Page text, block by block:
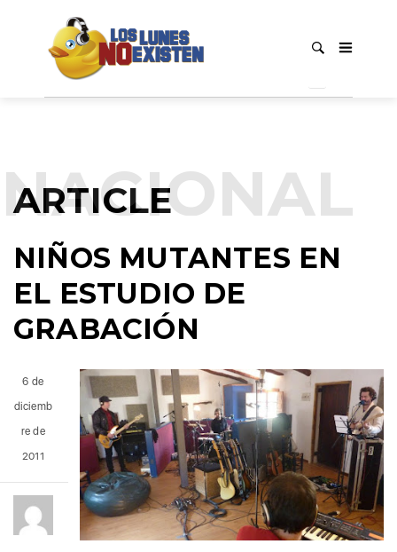
ARTICLE
NACIONAL
NIÑOS MUTANTES EN
EL ESTUDIO DE
GRABACIÓN
6 de
diciemb
re de
2011